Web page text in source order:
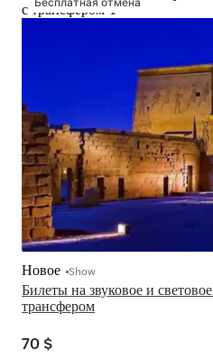
с трансфером-1
Билеты на звуковое и
трансфером
Новое Show
70 $